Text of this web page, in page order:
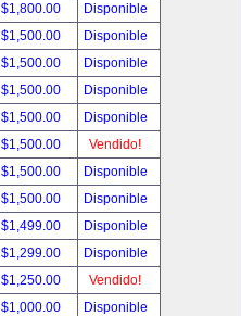
$1,800.00
Disponible
$1,500.00
Disponible
$1,500.00
Disponible
$1,500.00
Disponible
$1,500.00
Disponible
$1,500.00
Vendido!
$1,500.00
Disponible
$1,500.00
Disponible
$1,499.00
Disponible
$1,299.00
Disponible
$1,250.00
Vendido!
$1,000.00
Disponible